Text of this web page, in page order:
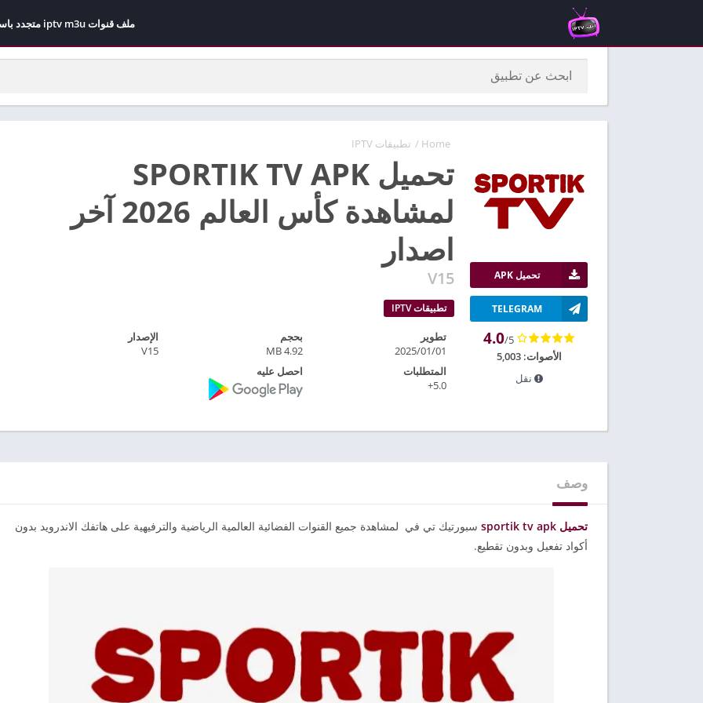
ملف قنوات iptv m3u متجدد باستمرار مجاني 2026
Home
/ تطبيقات IPTV
تحميل SPORTIK TV APK
لمشاهدة كأس العالم 2026 آخر
اصدار
V15
تطبيقات IPTV
تحميل APK
TELEGRAM
4.0/5
الأصوات:5,003
نقل
تطوير
2025/01/01
بحجم
4.92 MB
الإصدار
V15
المتطلبات
5.0+
احصل عليه
وصف
تحميل sportik tv apk
سبورتيك تي في لمشاهدة جميع القنوات الفضائية العالمية الرياضية والترفيهية على هاتفك الاندرويد بدون
أكواد تفعيل وبدون تقطيع.